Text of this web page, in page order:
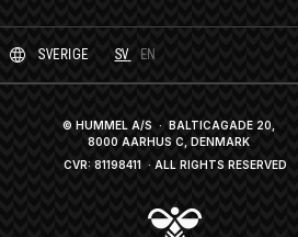
SVERIGE SV EN
© HUMMEL A/S · BALTICAGADE 20,
8000 AARHUS C, DENMARK
CVR: 81198411 · ALL RIGHTS RESERVED